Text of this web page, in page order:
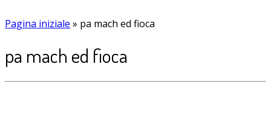
Pagina iniziale » pa mach ed fioca
pa mach ed fioca